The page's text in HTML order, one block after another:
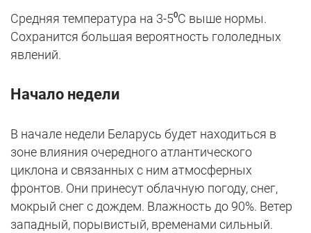
Средняя температура на 3-5⁰С выше нормы.
Сохранится большая вероятность гололедных
явлений.
Начало недели
В начале недели Беларусь будет находиться в
зоне влияния очередного атлантического
циклона и связанных с ним атмосферных
фронтов. Они принесут облачную погоду, снег,
мокрый снег с дождем. Влажность до 90%. Ветер
западный, порывистый, временами сильный.